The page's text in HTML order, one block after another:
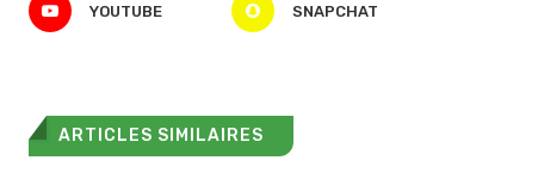
YOUTUBE SNAPCHAT
ARTICLES SIMILAIRES